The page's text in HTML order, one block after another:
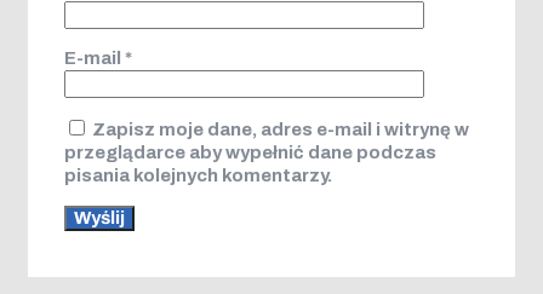
E-mail *
Zapisz moje dane, adres e-mail i witrynę w
przeglądarce aby wypełnić dane podczas
pisania kolejnych komentarzy.